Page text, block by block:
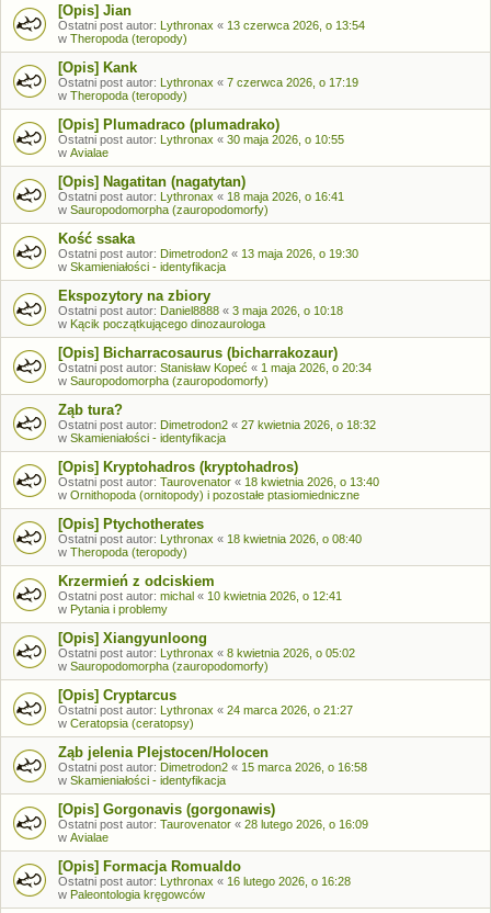
[Opis] Jian
Ostatni post autor: Lythronax « 13 czerwca 2026, o 13:54
w Theropoda (teropody)
[Opis] Kank
Ostatni post autor: Lythronax « 7 czerwca 2026, o 17:19
w Theropoda (teropody)
[Opis] Plumadraco (plumadrako)
Ostatni post autor: Lythronax « 30 maja 2026, o 10:55
w Avialae
[Opis] Nagatitan (nagatytan)
Ostatni post autor: Lythronax « 18 maja 2026, o 16:41
w Sauropodomorpha (zauropodomorfy)
Kość ssaka
Ostatni post autor: Dimetrodon2 « 13 maja 2026, o 19:30
w Skamieniałości - identyfikacja
Ekspozytory na zbiory
Ostatni post autor: Daniel8888 « 3 maja 2026, o 10:18
w Kącik początkującego dinozaurologa
[Opis] Bicharracosaurus (bicharrakozaur)
Ostatni post autor: Stanisław Kopeć « 1 maja 2026, o 20:34
w Sauropodomorpha (zauropodomorfy)
Ząb tura?
Ostatni post autor: Dimetrodon2 « 27 kwietnia 2026, o 18:32
w Skamieniałości - identyfikacja
[Opis] Kryptohadros (kryptohadros)
Ostatni post autor: Taurovenator « 18 kwietnia 2026, o 13:40
w Ornithopoda (ornitopody) i pozostałe ptasiomiedniczne
[Opis] Ptychotherates
Ostatni post autor: Lythronax « 18 kwietnia 2026, o 08:40
w Theropoda (teropody)
Krzermień z odciskiem
Ostatni post autor: michal « 10 kwietnia 2026, o 12:41
w Pytania i problemy
[Opis] Xiangyunloong
Ostatni post autor: Lythronax « 8 kwietnia 2026, o 05:02
w Sauropodomorpha (zauropodomorfy)
[Opis] Cryptarcus
Ostatni post autor: Lythronax « 24 marca 2026, o 21:27
w Ceratopsia (ceratopsy)
Ząb jelenia Plejstocen/Holocen
Ostatni post autor: Dimetrodon2 « 15 marca 2026, o 16:58
w Skamieniałości - identyfikacja
[Opis] Gorgonavis (gorgonawis)
Ostatni post autor: Taurovenator « 28 lutego 2026, o 16:09
w Avialae
[Opis] Formacja Romualdo
Ostatni post autor: Lythronax « 16 lutego 2026, o 16:28
w Paleontologia kręgowców